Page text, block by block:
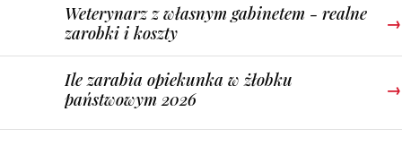
Weterynarz z własnym gabinetem - realne
zarobki i koszty
→
Ile zarabia opiekunka w żłobku
państwowym 2026
→